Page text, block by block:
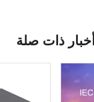
أخبار ذات صلة